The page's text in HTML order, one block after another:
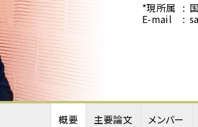
*現所属
E-mail
概要 主要論文 メンバー